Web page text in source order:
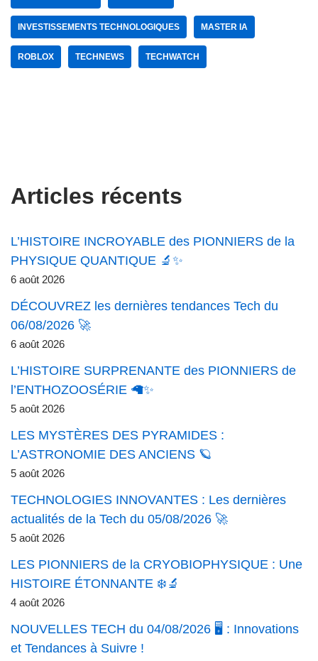
INVESTISSEMENTS TECHNOLOGIQUES MASTER IA
ROBLOX TECHNEWS TECHWATCH
Articles récents
L’HISTOIRE INCROYABLE des PIONNIERS de la
PHYSIQUE QUANTIQUE 🔬✨
6 août 2026
DÉCOUVREZ les dernières tendances Tech du
06/08/2026 🚀
6 août 2026
L’HISTOIRE SURPRENANTE des PIONNIERS de
l’ENTHOZOOSÉRIE 🦙✨
5 août 2026
LES MYSTÈRES DES PYRAMIDES :
L’ASTRONOMIE DES ANCIENS 🪐
5 août 2026
TECHNOLOGIES INNOVANTES : Les dernières
actualités de la Tech du 05/08/2026 🚀
5 août 2026
LES PIONNIERS de la CRYOBIOPHYSIQUE : Une
HISTOIRE ÉTONNANTE ❄️🔬
4 août 2026
NOUVELLES TECH du 04/08/2026 🖥️ : Innovations
et Tendances à Suivre !